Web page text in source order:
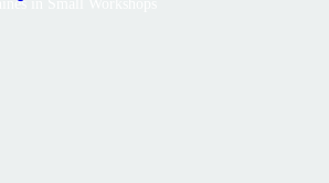
in Small Workshops